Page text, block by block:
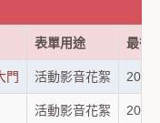
表單用途 最後
門 活動影音花絮
活動影音花絮